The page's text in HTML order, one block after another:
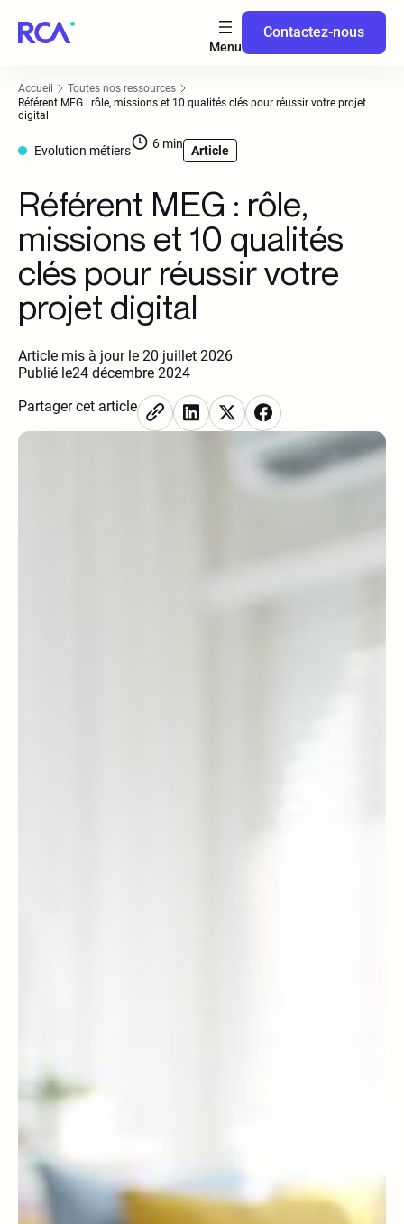
Contactez-nous
Accueil
Toutes nos ressources
Référent MEG : rôle, missions et 10 qualités clés pour réussir votre projet
digital
Evolution métiers 6 min Article
Référent MEG : rôle,
missions et 10 qualités
clés pour réussir votre
projet digital
Article mis à jour le 20 juillet 2026
Publié le24 décembre 2024
Partager cet article